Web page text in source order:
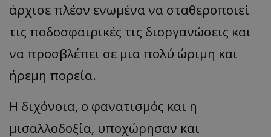
άρχισε πλέον ενωμένα να σταθεροποιεί
τις ποδοσφαιρικές τις διοργανώσεις και
να προσβλέπει σε μια πολύ ώριμη και
ήρεμη πορεία.
Η διχόνοια, ο φανατισμός και η
μισαλλοδοξία, υποχώρησαν και